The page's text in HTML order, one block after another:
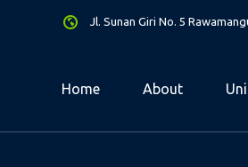
Jl. Sunan Giri No. 5
Home About